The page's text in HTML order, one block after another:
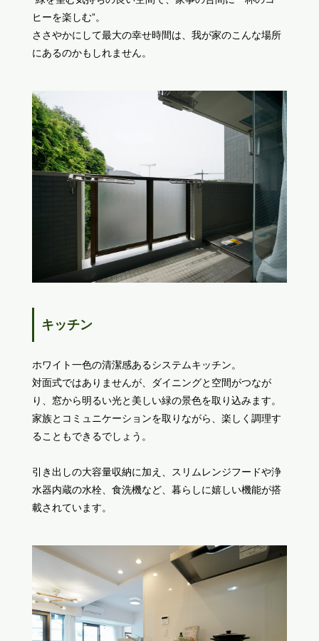
ヒーを楽しむ”。
ささやかにして最大の幸せ時間は、我が家のこんな場所
にあるのかもしれません。
キッチン
ホワイト一色の清潔感あるシステムキッチン。
対面式ではありませんが、ダイニングと空間がつなが
り、窓から明るい光と美しい緑の景色を取り込みます。
家族とコミュニケーションを取りながら、楽しく調理す
ることもできるでしょう。
引き出しの大容量収納に加え、スリムレンジフードや浄
水器内蔵の水栓、食洗機など、暮らしに嬉しい機能が搭
載されています。